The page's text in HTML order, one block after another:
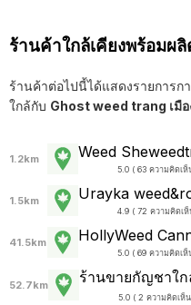
ร้านค้าใกล้เคียงพร้อมผ
ร้านค้าต่อไปนี้ได้แสดงรายการ
ใกล้กับ Ghost weed trang เมือ
1.2km Weed
5.0 ( 63 ความคิดเห็
1.5km Urayka
4.9 ( 72 ความคิดเห็
41.5km HollyWeed
5.0 ( 69 ความคิดเห็
52.7km ร้านขายกัญชาใก
5.0 ( 2 ความคิดเห็